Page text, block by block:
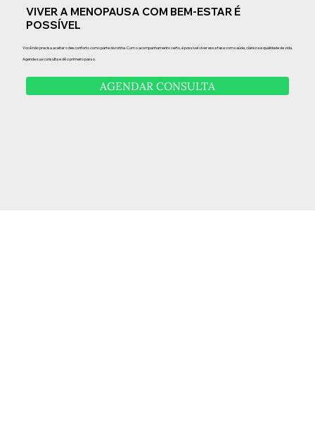
VIVER A MENOPAUSA COM BEM-ESTAR É
POSSÍVEL
Você não precisa aceitar o desconforto como parte da rotina. Com o acompanhamento certo, é possível viver essa fase com saúde, clareza e qualidade de vida.
Agende sua consulta e dê o primeiro passo.
AGENDAR CONSULTA